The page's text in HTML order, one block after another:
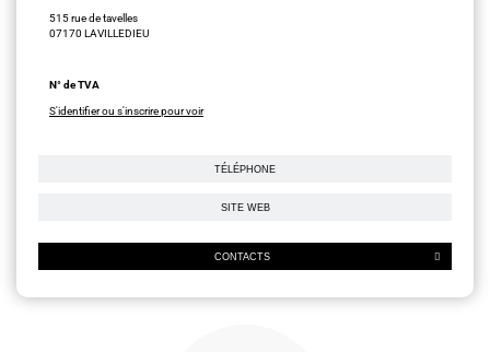
515 rue de tavelles
07170 LAVILLEDIEU
N° de TVA
S'identifier ou s'inscrire pour voir
TÉLÉPHONE
SITE WEB
CONTACTS